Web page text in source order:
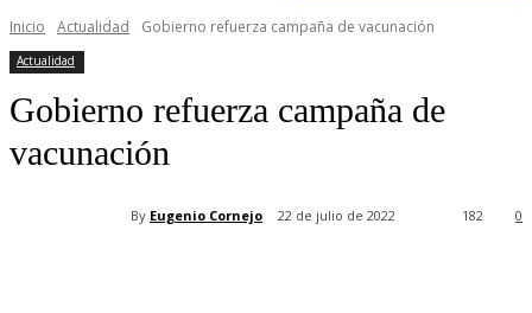
Inicio Actualidad Gobierno refuerza campaña de vacunación
Actualidad
Gobierno refuerza campaña de
vacunación
By Eugenio Cornejo 22 de julio de 2022 0
182